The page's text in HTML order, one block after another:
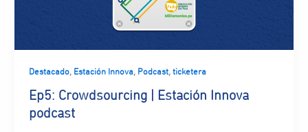
Destacado, Estación Innova, Podcast, ticketera
Ep5: Crowdsourcing | Estación Innova
podcast